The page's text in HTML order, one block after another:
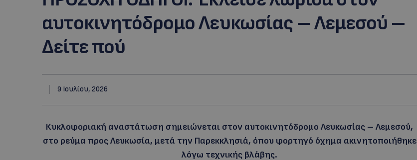
αυτοκινητόδρομο Λευκωσίας – Λεμεσού –
Δείτε πού
9 Ιουλίου, 2026
Κυκλοφοριακή αναστάτωση σημειώνεται στον αυτοκινητόδρομο Λευκωσίας – Λεμεσού,
στο ρεύμα προς Λευκωσία, μετά την Παρεκκλησιά, όπου φορτηγό όχημα ακινητοποιήθηκε
λόγω τεχνικής βλάβης.